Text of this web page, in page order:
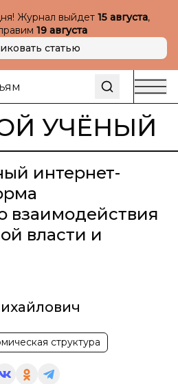
Журнал выйдет 15 августа,
19 августа
статью
УЧЁНЫЙ
интернет-
взаимодействия
власти и
структура